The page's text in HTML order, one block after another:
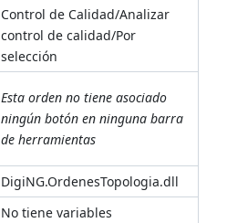
Control de Calidad/Analizar
control de calidad/Por
selección
Esta orden no tiene asociado
ningún botón en ninguna barra
de herramientas
DigiNG.OrdenesTopologia.dll
No tiene variables